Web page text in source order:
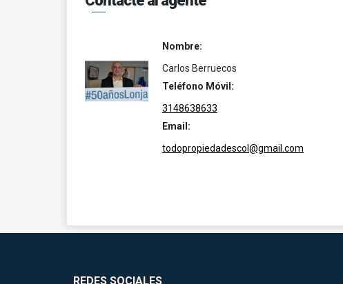
Nombre:
Carlos Berruecos
Teléfono Móvil:
3148638633
Email:
todopropiedadescol@gmail.com
REDES SOCIALES